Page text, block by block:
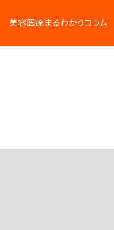
美容医療まるわかりコラム